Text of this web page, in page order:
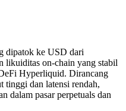
dipatok ke USD dari
likuiditas on-chain yang stabil
Hyperliquid. Dirancang
tinggi dan latensi rendah,
dalam pasar perpetuals dan